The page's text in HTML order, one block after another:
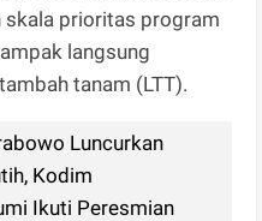
skala prioritas program
langsung
tanam (LTT).
Luncurkan
Kodim
Ikuti Peresmian